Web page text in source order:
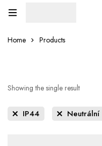
Home Products
Showing the single result
IP44 Neutrální